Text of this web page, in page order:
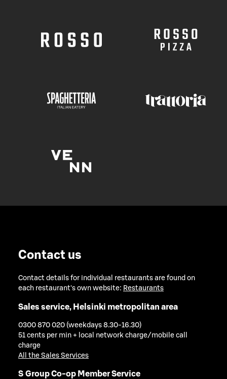
Contact us
Contact details for individual restaurants are found on
each restaurant's own website: Restaurants
Sales service, Helsinki metropolitan area
0300 870 020 (weekdays 8.30-16.30)
51 cents per min + local network charge/mobile call
charge
All the Sales Services
S Group Co-op Member Service